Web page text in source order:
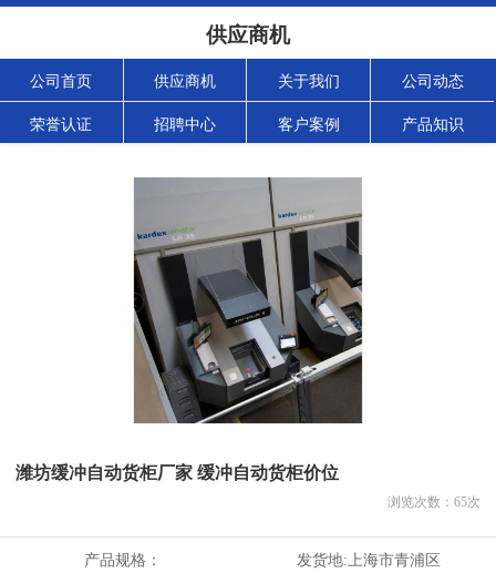
供应商机
公司首页 供应商机 关于我们 公司动态
荣誉认证 招聘中心 客户案例 产品知识
潍坊缓冲自动货柜厂家 缓冲自动货柜价位
浏览次数： 65次
产品规格： 发货地: 上海市青浦区